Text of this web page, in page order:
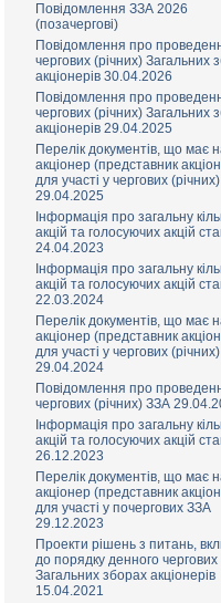
Повідомлення ЗЗА 2026
(позачерговi)
Повідомлення про
чергових (річних) Загальних
акціонерів 30.04.2026
Повідомлення про
чергових (річних) Загальних
акціонерів 29.04.2025
Перелік документів, що має
акціонер (представник
для участі у чергових
29.04.2025
Інформація про загальну
акцій та голосуючих акцій
24.04.2023
Інформація про загальну
акцій та голосуючих акцій
22.03.2024
Перелік документів, що має
акціонер (представник
для участі у чергових
29.04.2024
Повідомлення про
чергових (річних) ЗЗА
Інформація про загальну
акцій та голосуючих акцій
26.12.2023
Перелік документів, що має
акціонер (представник
для участі у почергових ЗЗА
29.12.2023
Проекти рішень з питань,
до порядку денного чергових
Загальних зборах акціонерів
15.04.2021